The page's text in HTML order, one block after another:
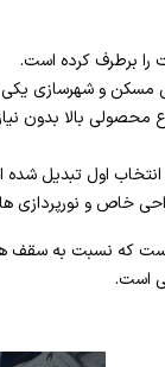
برطرف کرده است.
مسکن و شهرسازی
بالا بدون
اول تبدیل
خاص و نورپردازی
که نسبت به سقف
است.